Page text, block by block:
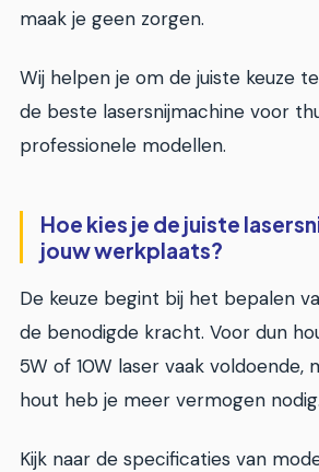
maak je geen zorgen.
Wij helpen je om de juiste keuze
de beste lasersnijmachine voor
professionele modellen.
Hoe kies je de juiste
jouw werkplaats?
De keuze begint bij het bepalen
de benodigde kracht. Voor dun
5W of 10W laser vaak voldoende,
hout heb je meer vermogen nodig.
Kijk naar de specificaties van